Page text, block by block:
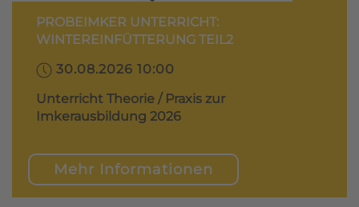
PROBEIMKER UNTERRICHT:
WINTEREINFÜTTERUNG TEIL2
30.08.2026 10:00
Unterricht Theorie / Praxis zur
Imkerausbildung 2026
Mehr Informationen